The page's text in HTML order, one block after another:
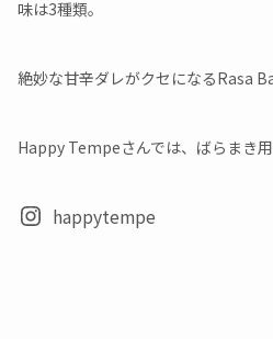
味は3種類。
絶妙な甘辛ダレがクセになるRasa
Happy Tempeさんでは、ばらまき
happytempe